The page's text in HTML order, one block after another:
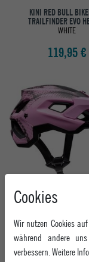
KINI RED BULL
TRAILFINDER EVO
WHITE
119,95 €
FOX BIKEHELM
COTTON CANDY
179,95 €
Cookies
Wir nutzen Cookies
während andere
verbessern. Weitere